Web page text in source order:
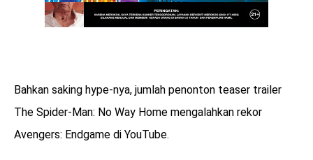
Bahkan saking hype-nya, jumlah penonton teaser trailer
The Spider-Man: No Way Home mengalahkan rekor
Avengers: Endgame di YouTube.